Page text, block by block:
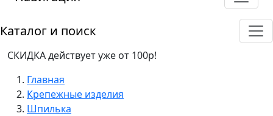
Каталог и поиск
СКИДКА действует уже от 100р!
Главная
Крепежные изделия
Шпилька